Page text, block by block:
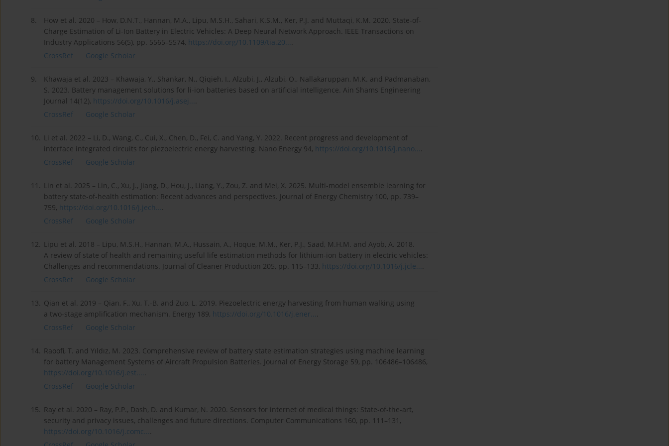
8.
How et al. 2020 – How, D.N.T., Hannan, M.A., Lipu, M.S.H., Sahari, K.S.M., Ker, P.J. and Muttaqi, K.M. 2020. State-of-
Charge Estimation of Li-Ion Battery in Electric Vehicles: A Deep Neural Network Approach. IEEE Transactions on
Industry Applications 56(5), pp. 5565–5574, https://doi.org/10.1109/tia.20....
CrossRef
Google Scholar
9.
Khawaja et al. 2023 – Khawaja, Y., Shankar, N., Qiqieh, I., Alzubi, J., Alzubi, O., Nallakaruppan, M.K. and Padmanaban,
S. 2023. Battery management solutions for li-ion batteries based on artificial intelligence. Ain Shams Engineering
Journal 14(12), https://doi.org/10.1016/j.asej....
CrossRef
Google Scholar
10. Li et al. 2022 – Li, D., Wang, C., Cui, X., Chen, D., Fei, C. and Yang, Y. 2022. Recent progress and development of
interface integrated circuits for piezoelectric energy harvesting. Nano Energy 94, https://doi.org/10.1016/j.nano....
CrossRef
Google Scholar
11. Lin et al. 2025 – Lin, C., Xu, J., Jiang, D., Hou, J., Liang, Y., Zou, Z. and Mei, X. 2025. Multi-model ensemble learning for
battery state-of-health estimation: Recent advances and perspectives. Journal of Energy Chemistry 100, pp. 739–
759, https://doi.org/10.1016/j.jech....
CrossRef
Google Scholar
12. Lipu et al. 2018 – Lipu, M.S.H., Hannan, M.A., Hussain, A., Hoque, M.M., Ker, P.J., Saad, M.H.M. and Ayob, A. 2018.
A review of state of health and remaining useful life estimation methods for lithium-ion battery in electric vehicles:
Challenges and recommendations. Journal of Cleaner Production 205, pp. 115–133, https://doi.org/10.1016/j.jcle....
CrossRef
Google Scholar
13. Qian et al. 2019 – Qian, F., Xu, T.-B. and Zuo, L. 2019. Piezoelectric energy harvesting from human walking using
a two-stage amplification mechanism. Energy 189, https://doi.org/10.1016/j.ener....
CrossRef
Google Scholar
14. Raoofi, T. and Yıldız, M. 2023. Comprehensive review of battery state estimation strategies using machine learning
for battery Management Systems of Aircraft Propulsion Batteries. Journal of Energy Storage 59, pp. 106486–106486,
https://doi.org/10.1016/j.est.....
CrossRef
Google Scholar
15. Ray et al. 2020 – Ray, P.P., Dash, D. and Kumar, N. 2020. Sensors for internet of medical things: State-of-the-art,
security and privacy issues, challenges and future directions. Computer Communications 160, pp. 111–131,
https://doi.org/10.1016/j.comc....